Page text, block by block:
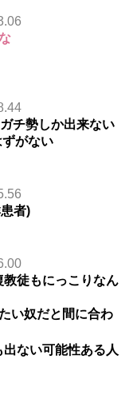
チ勢しか出来ない
がない
者)
徒もにっこりなん
い奴だと間に合わ
ない可能性ある人